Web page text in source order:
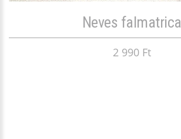
Neves falmatrica
2 990 Ft